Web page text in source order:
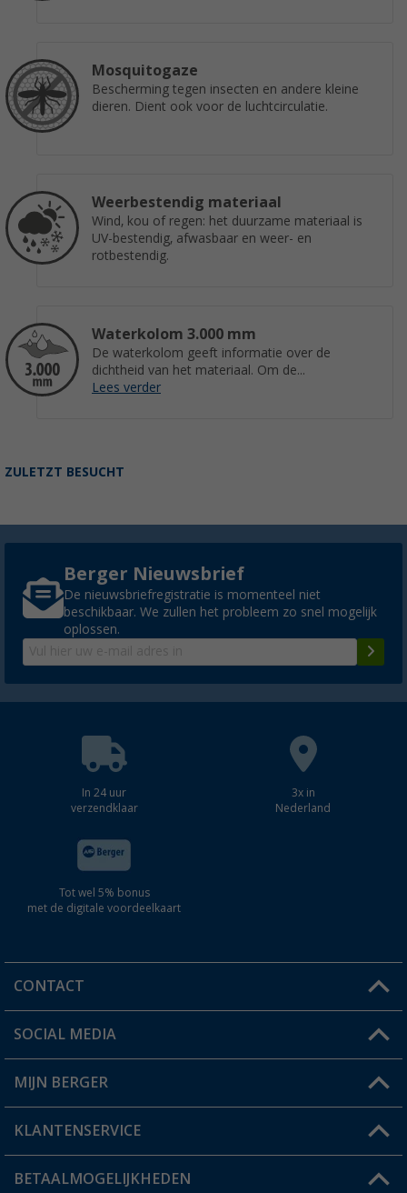
Mosquitogaze
Bescherming tegen insecten en andere kleine
dieren. Dient ook voor de luchtcirculatie.
Weerbestendig materiaal
Wind, kou of regen: het duurzame materiaal is
UV-bestendig, afwasbaar en weer- en
rotbestendig.
Waterkolom 3.000 mm
De waterkolom geeft informatie over de
dichtheid van het materiaal. Om de...
Lees verder
ZULETZT BESUCHT
Berger Nieuwsbrief
De nieuwsbriefregistratie is momenteel niet
beschikbaar. We zullen het probleem zo snel mogelijk
oplossen.
In 24 uur
verzendklaar
3x in
Nederland
Tot wel 5% bonus
met de digitale voordeelkaart
CONTACT
Een vraag?
Winkel vinden
SOCIAL MEDIA
MIJN BERGER
Mijn account
Status bestelling
KLANTENSERVICE
FAQ & Contact
BETAALMOGELIJKHEDEN